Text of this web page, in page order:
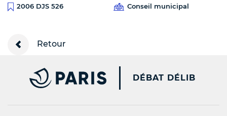
2006 DJS 526
Conseil municipal
Retour
PARIS.FR [NEW
DÉBAT DÉLIB